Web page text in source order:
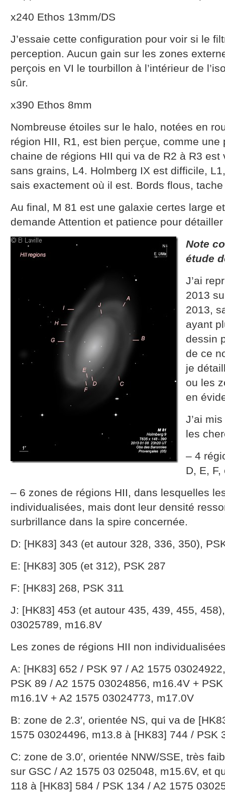
x240 Ethos 13mm/DS
J’essaie cette configuration pour voir si le
perception. Aucun gain sur les zones
perçois en VI le tourbillon à l’intérieur de
sûr.
x390 Ethos 8mm
Nombreuse étoiles sur le halo, notées en
région HII, R1, est bien perçue, comme
chaine de régions HII qui va de R2 à R3
sans grains, L4. Holmberg IX est difficile,
sais exactement où il est. Bords flous,
Au final, M 81 est une galaxie certes large
demande Attention et patience pour
Note
étude
J’ai
2013
2013,
ayant
dessin
de ce
je
ou les
en
J’ai
les
– 4
D, E, F,
– 6 zones de régions HII, dans lesquelles
individualisées, mais dont leur densité
surbrillance dans la spire concernée.
D: [HK83] 343 (et autour 328, 336, 350),
E: [HK83] 305 (et 312), PSK 287
F: [HK83] 268, PSK 311
J: [HK83] 453 (et autour 435, 439, 455,
03025789, m16.8V
Les zones de régions HII non
A: [HK83] 652 / PSK 97 / A2 1575
PSK 89 / A2 1575 03024856, m16.4V +
m16.1V + A2 1575 03024773, m17.0V
B: zone de 2.3′, orientée NS, qui va de
1575 03024496, m13.8 à [HK83] 744 / PSK
C: zone de 3.0′, orientée NNW/SSE, très
sur GSC / A2 1575 03 025048, m15.6V, et
118 à [HK83] 584 / PSK 134 / A2 1575